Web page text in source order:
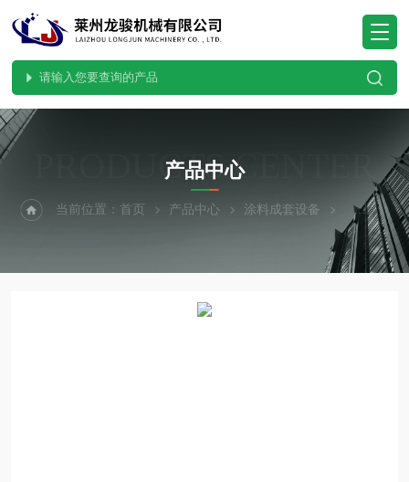
PRODUCTS CENTER
产品中心
当前位置：首页 产品中心 涂料成套设备 高剪切一